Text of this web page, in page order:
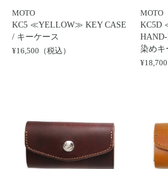
MOTO
KC5 ≪YELLOW≫ KEY CASE
/ キーケース
¥16,500（税込）
MOTO
KC5D
染めキ
¥18,700